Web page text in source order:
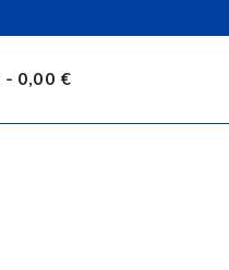
0,00 €